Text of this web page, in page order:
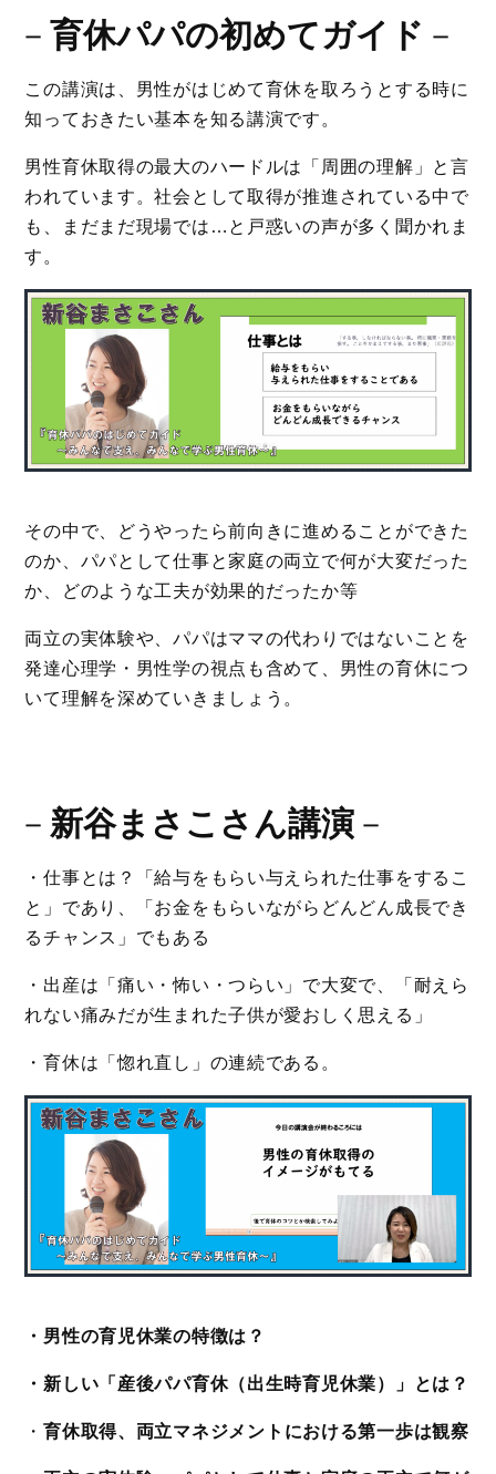
－ 育休パパの初めてガイド －
この講演は、男性がはじめて育休を取ろうとする時に
知っておきたい基本を知る講演です。
男性育休取得の最大のハードルは「周囲の理解」と言
われています。社会として取得が推進されている中で
も、まだまだ現場では…と戸惑いの声が多く聞かれま
す。
その中で、どうやったら前向きに進めることができた
のか、パパとして仕事と家庭の両立で何が大変だった
か、どのような工夫が効果的だったか等
両立の実体験や、パパはママの代わりではないことを
発達心理学・男性学の視点も含めて、男性の育休につ
いて理解を深めていきましょう。
－ 新谷まさこさん講演 －
・仕事とは？「給与をもらい与えられた仕事をするこ
と」であり、「お金をもらいながらどんどん成長でき
るチャンス」でもある
・出産は「痛い・怖い・つらい」で大変で、「耐えら
れない痛みだが生まれた子供が愛おしく思える」
・育休は「惚れ直し」の連続である。
・男性の育児休業の特徴は？
・新しい「産後パパ育休（出生時育児休業）」とは？
・育休取得、両立マネジメントにおける第一歩は観察